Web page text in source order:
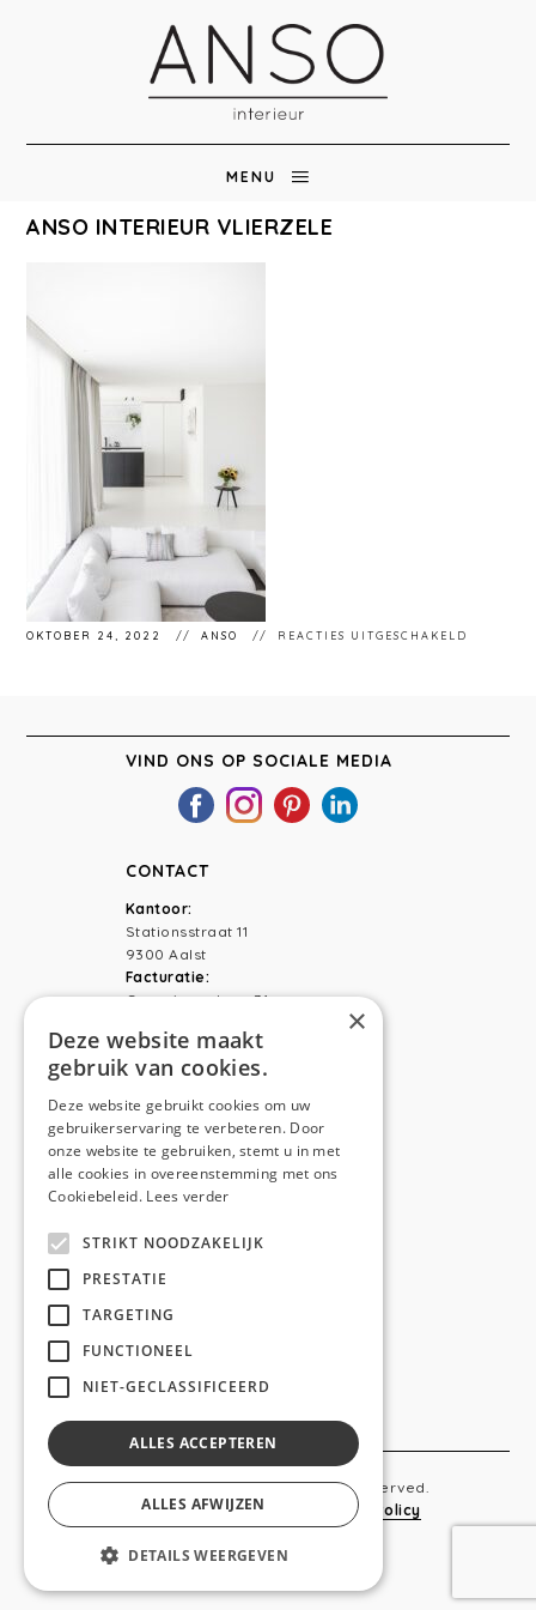
MENU
ANSO INTERIEUR VLIERZELE
OKTOBER 24, 2022 ANSO REACTIES UITGESCHAKELD
VIND ONS OP SOCIALE MEDIA
CONTACT
Kantoor:
Stationsstraat 11
9300 Aalst
Facturatie:
Capucienenlaan 31
Telefoon:0473 44 56 94
NAVIGATION
Home
Diensten
Realisaties
Copyright © 2019 Anso. All rights reserved.
Sitemap-Privacy Policy Cookie Policy
webdesigned by
×
Deze website maakt
gebruik van cookies.
Deze website gebruikt cookies om uw
gebruikerservaring te verbeteren. Door
onze website te gebruiken, stemt u in met
alle cookies in overeenstemming met ons
Cookiebeleid. Lees verder
STRIKT NOODZAKELIJK
PRESTATIE
TARGETING
FUNCTIONEEL
NIET-GECLASSIFICEERD
ALLES ACCEPTEREN
ALLES AFWIJZEN
DETAILS WEERGEVEN